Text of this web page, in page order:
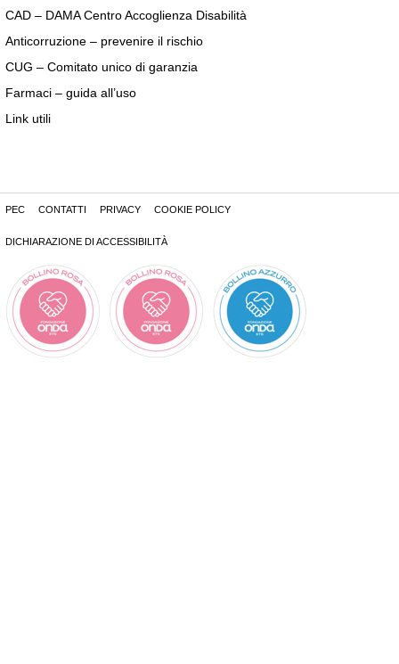
CAD – DAMA Centro Accoglienza Disabilità
Anticorruzione – prevenire il rischio
CUG – Comitato unico di garanzia
Farmaci – guida all’uso
Link utili
PEC CONTATTI PRIVACY COOKIE POLICY
DICHIARAZIONE DI ACCESSIBILITÀ